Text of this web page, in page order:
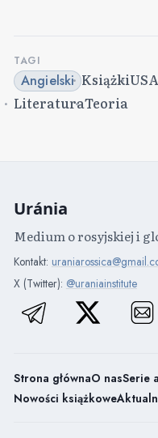
TAGI
Angielski KsiążkiUSA
LiteraturaTeoria
Uránia
Medium o rosyjskiej i
Kontakt:
X (Twitter): @uraniainstitute
Strona głównaO nasSerie
Nowości książkowe